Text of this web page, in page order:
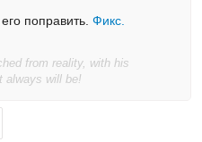
поправить.Фикс.
from reality, with his
always will be!